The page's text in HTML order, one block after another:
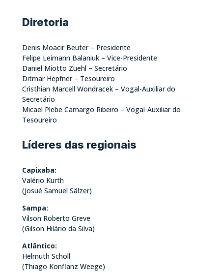
Diretoria
Denis Moacir Beuter – Presidente
Felipe Leimann Balaniuk – Vice-Presidente
Daniel Miotto Zuehl – Secretário
Ditmar Hepfner – Tesoureiro
Cristhian Marcell Wondracek – Vogal-Auxiliar do
Secretário
Micael Plebe Camargo Ribeiro – Vogal-Auxiliar do
Tesoureiro
Líderes das regionais
Capixaba:
Valério Kurth
(Josué Samuel Sälzer)
Sampa:
Vilson Roberto Greve
(Gilson Hilário da Silva)
Atlântico:
Helmuth Scholl
(Thiago Konflanz Weege)